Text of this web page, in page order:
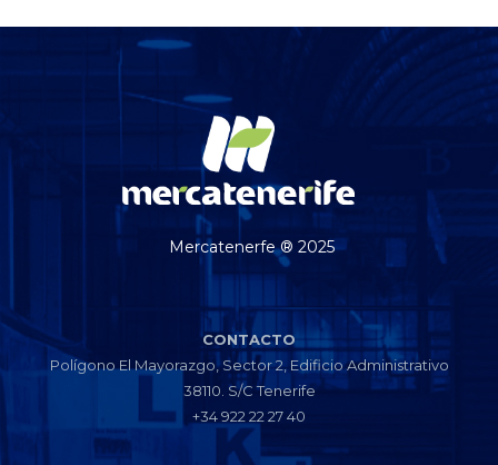
Mercatenerfe ® 2025
CONTACTO
Polígono El Mayorazgo, Sector 2, Edificio Administrativo
38110. S/C Tenerife
+34 922 22 27 40